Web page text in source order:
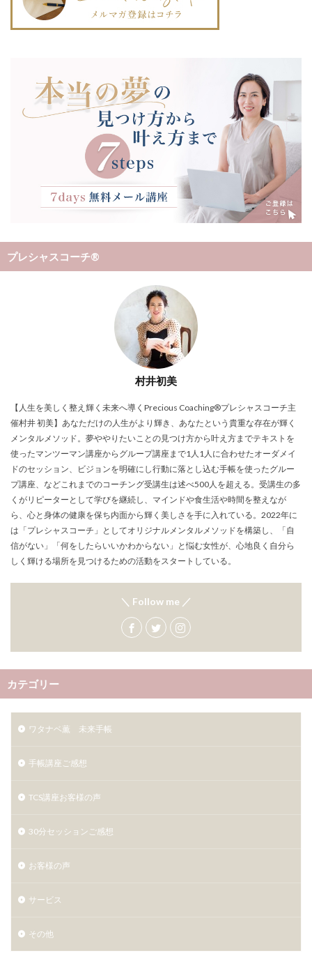
プレシャスコーチ®
村井初美
【人生を美しく整え輝く未来へ導くPrecious Coaching®プレシャスコーチ主
催村井 初美】あなただけの人生がより輝き、あなたという貴重な存在が輝く
メンタルメソッド。夢ややりたいことの見つけ方から叶え方までテキストを
使ったマンツーマン講座からグループ講座まで1人1人に合わせたオーダメイ
ドのセッション、ビジョンを明確にし行動に落とし込む手帳を使ったグルー
プ講座、などこれまでのコーチング受講生は述べ500人を超える。受講生の多
くがリピーターとして学びを継続し、マインドや食生活や時間を整えなが
ら、心と身体の健康を保ち内面から輝く美しさを手に入れている。2022年に
は「プレシャスコーチ」としてオリジナルメンタルメソッドを構築し、「自
信がない」「何をしたらいいかわからない」と悩む女性が、心地良く自分ら
しく輝ける場所を見つけるための活動をスタートしている。
＼ Follow me ／
カテゴリー
ワタナベ薫 未来手帳
手帳講座ご感想
TCS講座お客様の声
30分セッションご感想
お客様の声
サービス
その他